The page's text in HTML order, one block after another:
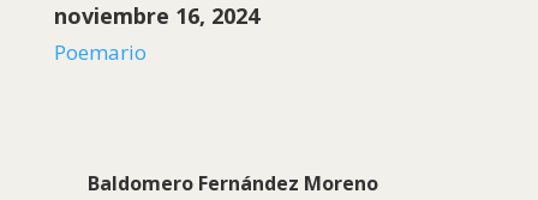
noviembre 16, 2024
Poemario
Baldomero Fernández Moreno